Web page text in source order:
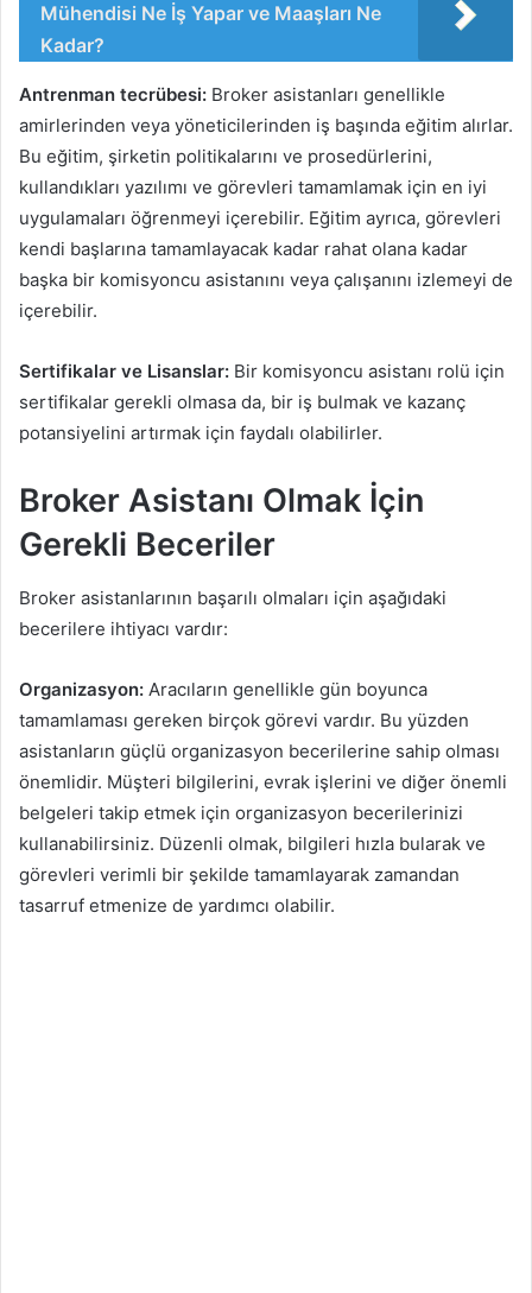
Mühendisi Ne İş Yapar ve Maaşları Ne
Kadar?
Antrenman tecrübesi: Broker asistanları genellikle
amirlerinden veya yöneticilerinden iş başında eğitim alırlar.
Bu eğitim, şirketin politikalarını ve prosedürlerini,
kullandıkları yazılımı ve görevleri tamamlamak için en iyi
uygulamaları öğrenmeyi içerebilir. Eğitim ayrıca, görevleri
kendi başlarına tamamlayacak kadar rahat olana kadar
başka bir komisyoncu asistanını veya çalışanını izlemeyi de
içerebilir.
Sertifikalar ve Lisanslar: Bir komisyoncu asistanı rolü için
sertifikalar gerekli olmasa da, bir iş bulmak ve kazanç
potansiyelini artırmak için faydalı olabilirler.
Broker Asistanı Olmak İçin
Gerekli Beceriler
Broker asistanlarının başarılı olmaları için aşağıdaki
becerilere ihtiyacı vardır:
Organizasyon: Aracıların genellikle gün boyunca
tamamlaması gereken birçok görevi vardır. Bu yüzden
asistanların güçlü organizasyon becerilerine sahip olması
önemlidir. Müşteri bilgilerini, evrak işlerini ve diğer önemli
belgeleri takip etmek için organizasyon becerilerinizi
kullanabilirsiniz. Düzenli olmak, bilgileri hızla bularak ve
görevleri verimli bir şekilde tamamlayarak zamandan
tasarruf etmenize de yardımcı olabilir.